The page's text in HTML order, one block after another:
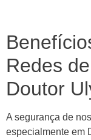
Redes
Doutor
A segurança de
especialmente em